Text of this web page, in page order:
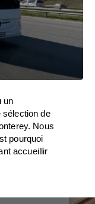
un
sélection de
Nous
pourquoi
accueillir